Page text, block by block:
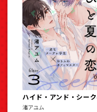
ハイド・アンド・シー
渚アユム